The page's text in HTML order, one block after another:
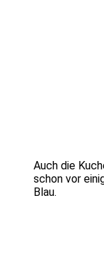
Auch die
schon vor
Blau.